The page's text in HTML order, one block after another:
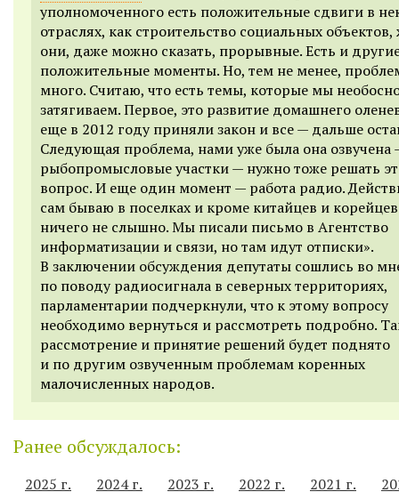
уполномоченного есть положительные сдвиги в
отраслях, как строительство социальных
они, даже можно сказать, прорывные. Есть и
положительные моменты. Но, тем не менее,
много. Считаю, что есть темы, которые мы
затягиваем. Первое, это развитие домашнего
еще в 2012 году приняли закон и все — дальше
Следующая проблема, нами уже была она озвучена
рыбопромысловые участки— нужно тоже решать
вопрос.И еще один момент — работа радио.
сам бываю в поселках и кроме китайцев и
ничего не слышно. Мы писали письмо в Агентство
информатизации и связи, но там идут отписки».
В заключении обсуждения депутаты сошлись во
по поводу радиосигнала в северных территориях,
парламентарии подчеркнули, что к этому вопросу
необходимо вернуться и рассмотреть подробно.
рассмотрение и принятие решений будет поднято
и по другим озвученным проблемам коренных
малочисленных народов.
Ранее обсуждалось:
2025 г. 2024 г. 2023 г. 2022 г. 2021 г.